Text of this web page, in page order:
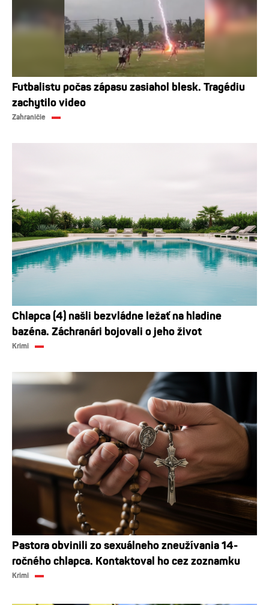
Futbalistu počas zápasu zasiahol blesk. Tragédiu
zachytilo video
Zahraničie
Chlapca (4) našli bezvládne ležať na hladine
bazéna. Záchranári bojovali o jeho život
Krimi
Pastora obvinili zo sexuálneho zneužívania 14-
ročného chlapca. Kontaktoval ho cez zoznamku
Krimi